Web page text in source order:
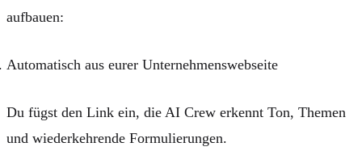
aufbauen:
Automatisch aus eurer Unternehmenswebseite
Du fügst den Link ein, die AI Crew erkennt Ton, Themen
und wiederkehrende Formulierungen.